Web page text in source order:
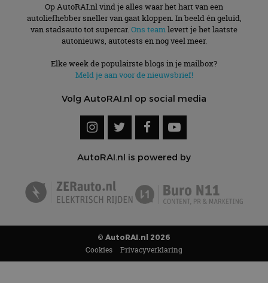
Op AutoRAI.nl vind je alles waar het hart van een
autoliefhebber sneller van gaat kloppen. In beeld én geluid,
van stadsauto tot supercar. Ons teamlevert je het laatste
autonieuws, autotests en nog veel meer.
Elke week de populairste blogs in je mailbox?
Meld je aan voor de nieuwsbrief!
Volg AutoRAI.nl op social media
AutoRAI.nl is powered by
© AutoRAI.nl 2026
Cookies Privacyverklaring